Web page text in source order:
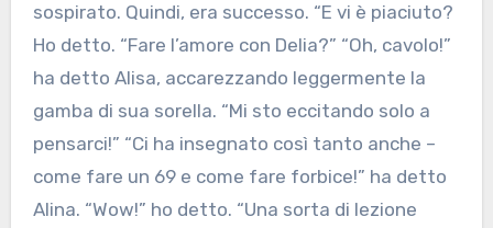
sospirato. Quindi, era successo. “E vi è piaciuto?
Ho detto. “Fare l’amore con Delia?” “Oh, cavolo!”
ha detto Alisa, accarezzando leggermente la
gamba di sua sorella. “Mi sto eccitando solo a
pensarci!” “Ci ha insegnato così tanto anche –
come fare un 69 e come fare forbice!” ha detto
Alina. “Wow!” ho detto. “Una sorta di lezione